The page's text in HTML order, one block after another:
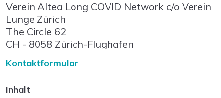
Verein Altea Long COVID Network c/o Verein
Lunge Zürich
The Circle 62
CH - 8058 Zürich-Flughafen
Kontaktformular
Inhalt